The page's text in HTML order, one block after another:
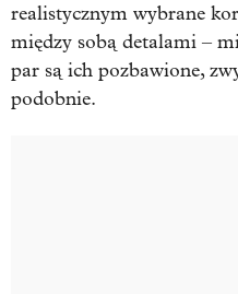
realistycznym wybrane
między sobą detalami –
par są ich pozbawione,
podobnie.